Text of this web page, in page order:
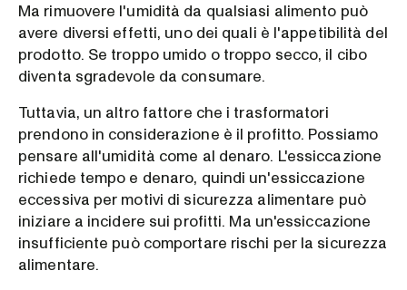
Ma rimuovere l'umidità da qualsiasi alimento può
avere diversi effetti, uno dei quali è l'appetibilità del
prodotto. Se troppo umido o troppo secco, il cibo
diventa sgradevole da consumare.
Tuttavia, un altro fattore che i trasformatori
prendono in considerazione è il profitto. Possiamo
pensare all'umidità come al denaro. L'essiccazione
richiede tempo e denaro, quindi un'essiccazione
eccessiva per motivi di sicurezza alimentare può
iniziare a incidere sui profitti. Ma un'essiccazione
insufficiente può comportare rischi per la sicurezza
alimentare.